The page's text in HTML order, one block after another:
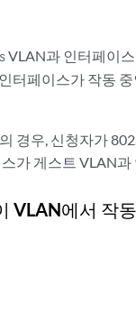
VLAN과 인터페이
인터페이스가 작동
경우, 신청자가
가 게스트 VLAN과
VLAN에서 작